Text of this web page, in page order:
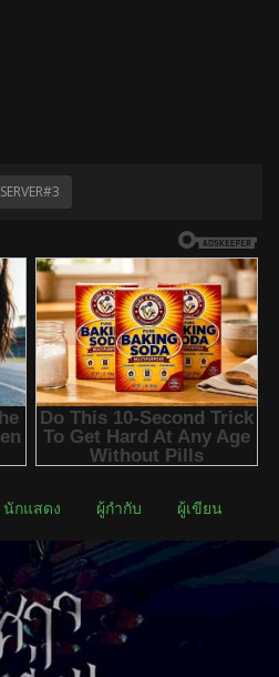
SERVER#3
นักแสดง ผู้กำกับ ผู้เขียน